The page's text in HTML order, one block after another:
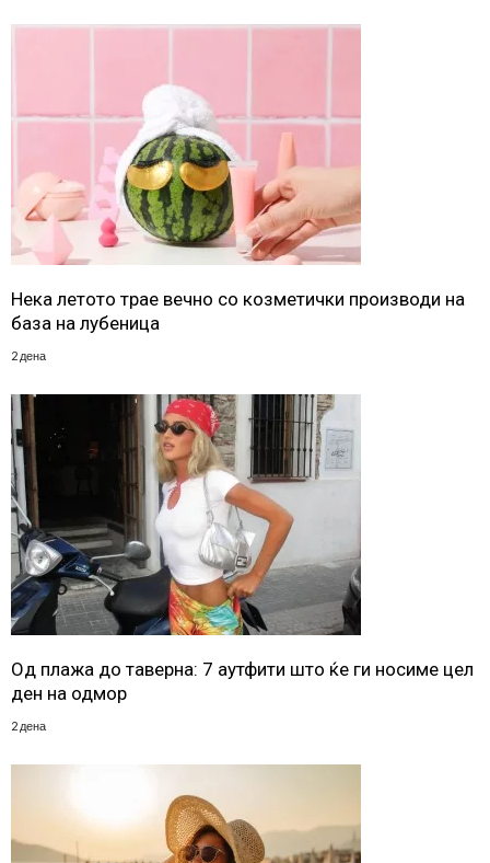
Нека летото трае вечно со козметички производи на
база на лубеница
2 дена
Од плажа до таверна: 7 аутфити што ќе ги носиме цел
ден на одмор
2 дена